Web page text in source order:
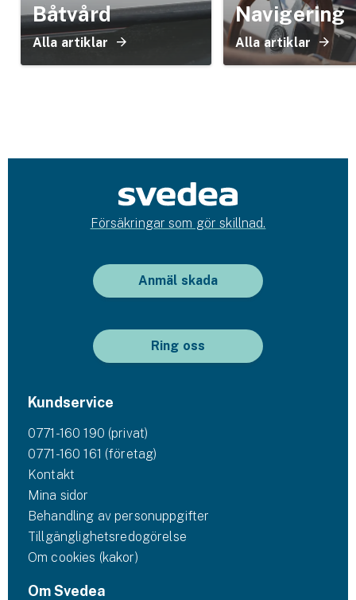
Båtvård
Alla artiklar
Navigering
Alla artiklar
Försäkringar som gör skillnad.
Anmäl skada
Ring oss
Kundservice
0771-160 190 (privat)
0771-160 161 (företag)
Kontakt
Mina sidor
Behandling av personuppgifter
Tillgänglighetsredogörelse
Om cookies (kakor)
Om Svedea